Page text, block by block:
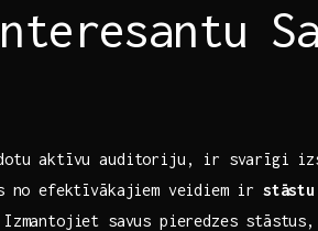
aktīvu auditoriju, ir svarīgi
efektīvākajiem veidiem ir
⁤savus pieredzes stāstus,